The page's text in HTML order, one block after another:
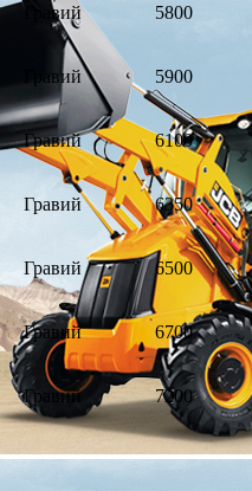
Гравий 5800
Гравий 5900
Гравий 6100
Гравий 6350
Гравий 6500
Гравий 6700
Гравий 7200